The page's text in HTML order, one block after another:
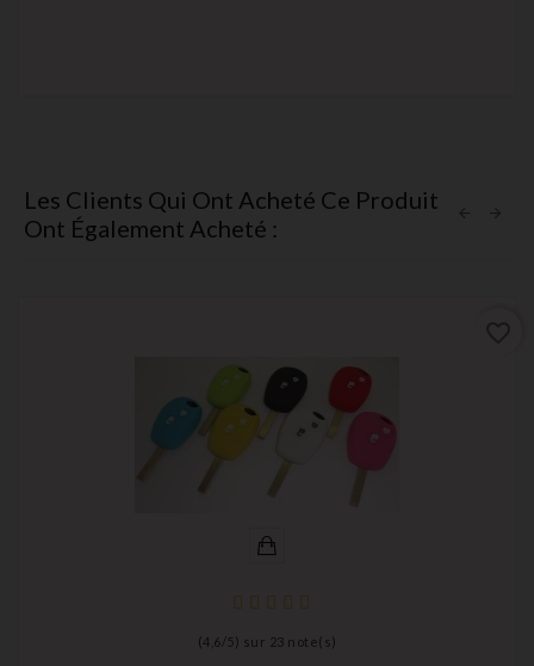
Les Clients Qui Ont Acheté Ce Produit
Ont Également Acheté :
(4,6 / 5) sur 23 note(s)